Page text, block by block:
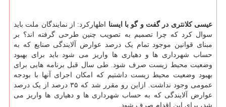
عیسی کلانتری در گفت و گو با ایسنا اظهارکرد: از نمایندگان ملت باید
سوال کرد که چرا تصمیم به تصویب چنین طرحی گرفته اند؟ بر
مبنای قوانین موجود تمام یک درصد عوارض آلایندگی صنایع که به
حساب شهرداری ها و دهیاری ها واریز می شود باید برای بهبود
وضعیت محیط زیست صرف شود. طی سال قبل برنامه هایی برای
بهبود وضعیت محیط زیست داشتیم که امکان اجرای آنها با بودجه
عمومی وجود نداشت. ازاین رو مقرر شد که ۳۵ درصد از یک درصد
عوارض آلایندگی که به حساب شهرداری ها و دهیاری ها واریز می
شد، برای این اقدام صرف شود.